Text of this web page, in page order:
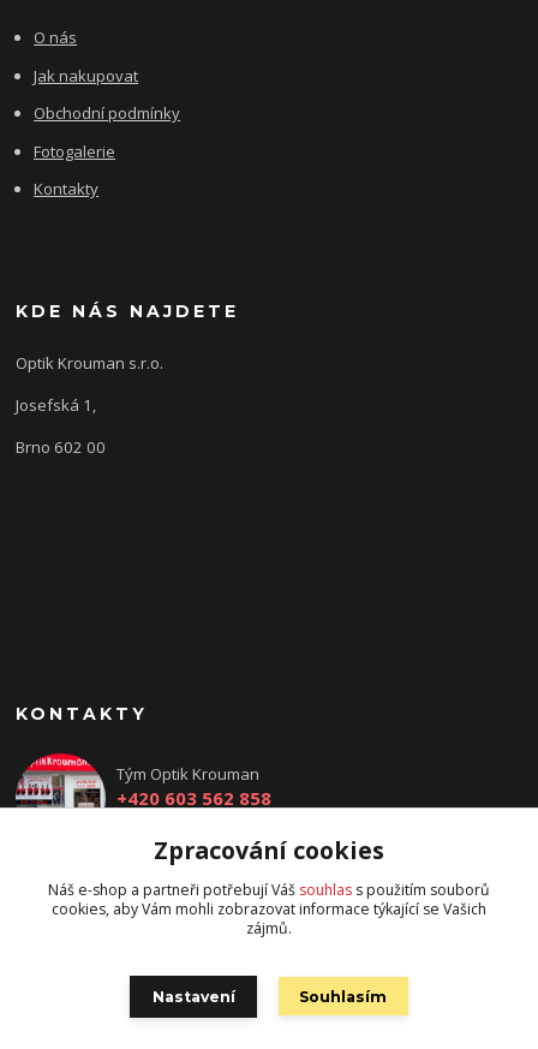
O nás
Jak nakupovat
Obchodní podmínky
Fotogalerie
Kontakty
KDE NÁS NAJDETE
Optik Krouman s.r.o.
Josefská 1,
Brno 602 00
KONTAKTY
Tým Optik Krouman
+420 603 562 858
info@optikkrouman.cz
Zpracování cookies
Náš e-shop a partneři potřebují Váš souhlas s použitím souborů
cookies, aby Vám mohli zobrazovat informace týkající se Vašich
zájmů.
Nastavení Souhlasím